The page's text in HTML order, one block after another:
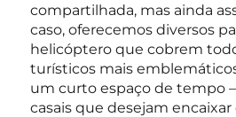
compartilhada, mas ainda
caso, oferecemos diversos
helicóptero que cobrem
turísticos mais
um curto espaço de tempo
casais que desejam